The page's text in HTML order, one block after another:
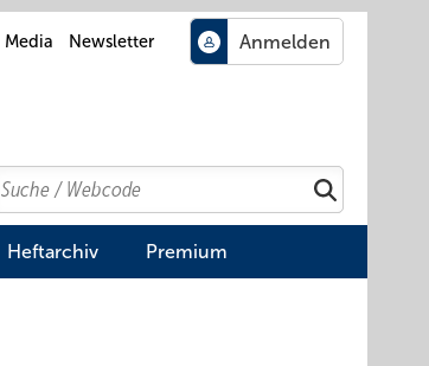
Media Newsletter
Search
Suchen
Heftarchiv Premium